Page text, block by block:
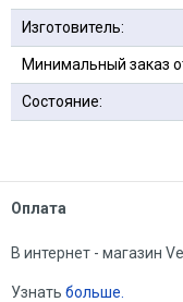
Изготовитель:
Минимальный заказ
Состояние:
Оплата
В интернет - магазин
Узнать больше.